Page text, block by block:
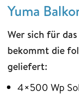
Yuma
Wer sich für
bekommt die
geliefert:
4×500 Wp